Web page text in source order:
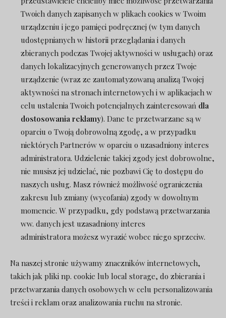
Twoich danych zapisanych w plikach cookies w Twoim
urządzeniu i jego pamięci podręcznej (w tym danych
udostępnianych w historii przeglądania i danych
zbieranych podczas Twojej aktywności w usługach) oraz
danych lokalizacyjnych generowanych przez Twoje
urządzenie (wraz ze zautomatyzowaną analizą Twojej
aktywności na stronach internetowych i w aplikacjach w
celu ustalenia Twoich potencjalnych zainteresowań dla
dostosowania reklamy). Dane te przetwarzane są w
oparciu o Twoją dobrowolną zgodę, a w przypadku
niektórych Partnerów w oparciu o uzasadniony interes
administratora. Udzielenie takiej zgody jest dobrowolne,
nie musisz jej udzielać, nie pozbawi Cię to dostępu do
naszych usług. Masz również możliwość ograniczenia
zakresu lub zmiany (wycofania) zgody w dowolnym
momencie. W przypadku, gdy podstawą przetwarzania
ww. danych jest uzasadniony interes
administratora możesz wyrazić wobec niego sprzeciw.
Na naszej stronie używamy znaczników internetowych,
takich jak pliki np. cookie lub local storage, do zbierania i
przetwarzania danych osobowych w celu personalizowania
treści i reklam oraz analizowania ruchu na stronie.